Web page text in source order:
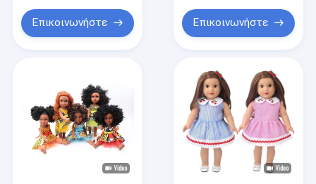
Αρχική Σελίδα
Προϊόντα
Σχετικά με εμάς
Επικοινωνήστε Επικοινωνήστε